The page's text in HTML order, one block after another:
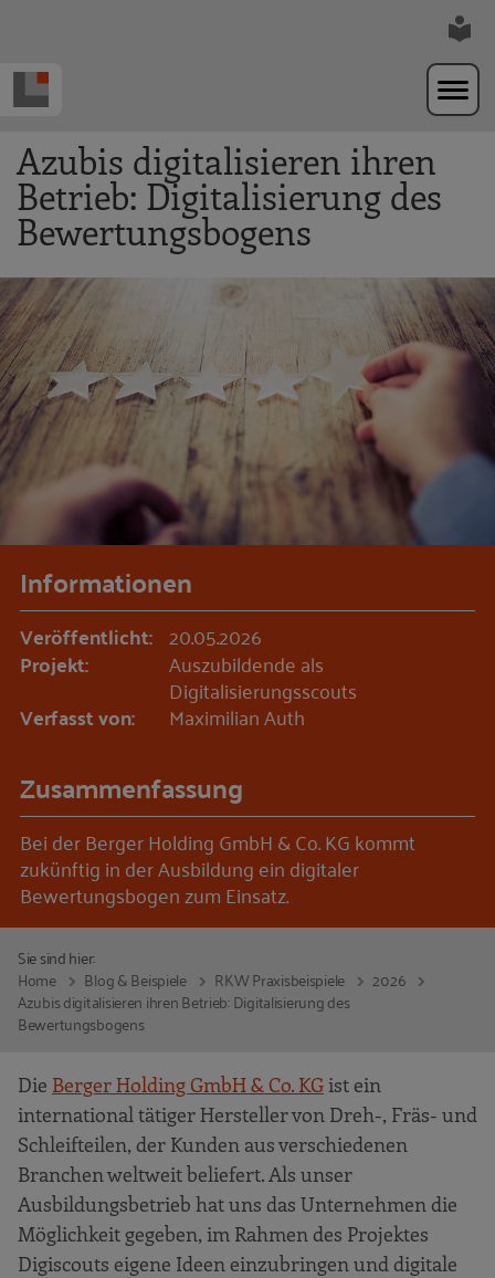
Azubis digitalisieren ihren
Betrieb: Digitalisierung des
Bewertungsbogens
Informationen
Veröffentlicht: 20.05.2026
Projekt: Auszubildende als
Digitalisierungsscouts
Verfasst von: Maximilian Auth
Zusammenfassung
Bei der Berger Holding GmbH & Co. KG kommt
zukünftig in der Ausbildung ein digitaler
Bewertungsbogen zum Einsatz.
Sie sind hier:
Home
Blog & Beispiele RKW Praxisbeispiele
2026
Azubis digitalisieren ihren Betrieb: Digitalisierung des
Bewertungsbogens
Die Berger Holding GmbH & Co. KG ist ein
international tätiger Hersteller von Dreh-, Fräs- und
Schleifteilen, der Kunden aus verschiedenen
Branchen weltweit beliefert. Als unser
Ausbildungsbetrieb hat uns das Unternehmen die
Möglichkeit gegeben, im Rahmen des Projektes
Digiscouts eigene Ideen einzubringen und digitale